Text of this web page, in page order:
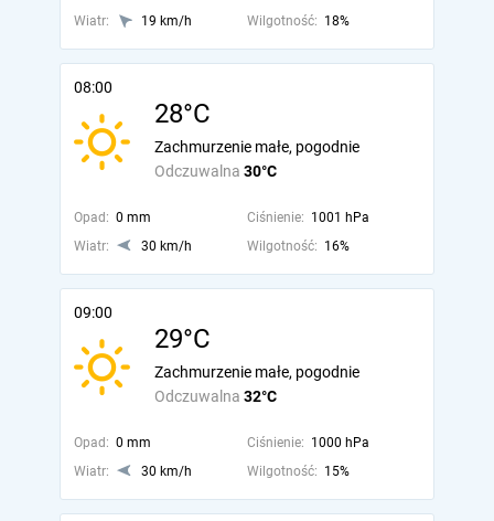
Wiatr: 19 km/h Wilgotność: 18%
08:00
28°C
Odczuwalna 30°C
Zachmurzenie małe, pogodnie
Opad: 0 mm Ciśnienie: 1001 hPa
Wiatr:
30 km/h Wilgotność: 16%
09:00
29°C
Odczuwalna 32°C
Zachmurzenie małe, pogodnie
Opad: 0 mm Ciśnienie: 1000 hPa
Wiatr:
30 km/h Wilgotność: 15%